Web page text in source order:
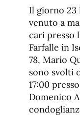
Il giorno 23
venuto a
cari presso
Farfalle in
78, Mario
sono svolti
17:00
Domenico